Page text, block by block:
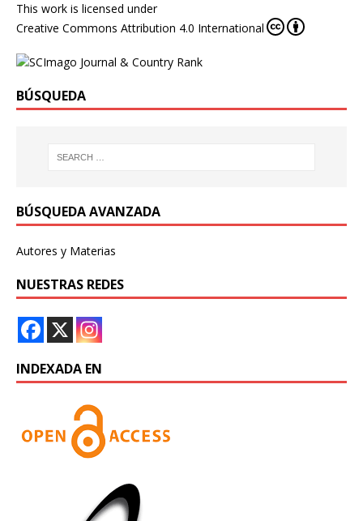
This work is licensed under
Creative Commons Attribution 4.0 International
BÚSQUEDA
BÚSQUEDA AVANZADA
Autores y Materias
NUESTRAS REDES
INDEXADA EN